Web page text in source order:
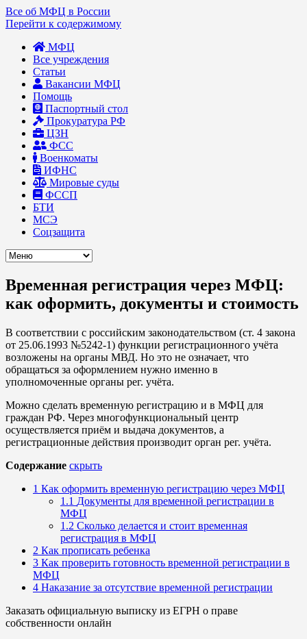
Все об МФЦ в России
Перейти к содержимому
МФЦ
Все учреждения
Статьи
Вакансии МФЦ
Помощь
Паспортный стол
Прокуратура РФ
ЦЗН
ФСС
Военкоматы
ИФНС
Мировые суды
ФССП
БТИ
МСЭ
Соцзащита
Временная регистрация через МФЦ:
как оформить, документы и стоимость
В соответствии с российским законодательством (ст. 4 закона
от 25.06.1993 №5242-1) функции регистрационного учёта
возложены на органы МВД. Но это не означает, что
обращаться за оформлением нужно именно в
уполномоченные органы рег. учёта.
Можно сделать временную регистрацию и в МФЦ для
граждан РФ. Через многофункциональный центр
осуществляется приём и выдача документов, а
регистрационные действия производит орган рег. учёта.
Содержание скрыть
1 Как оформить временную регистрацию через МФЦ
1.1 Документы для временной регистрации в
МФЦ
1.2 Сколько делается и стоит временная
регистрация в МФЦ
2 Как прописать ребенка
3 Как проверить готовность временной регистрации в
МФЦ
4 Наказание за отсутствие временной регистрации
Заказать официальную выписку из ЕГРН о праве
собственности онлайн